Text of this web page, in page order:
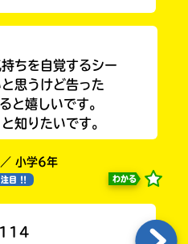
ちを自覚するシー
思うけど告った
と嬉しいです。
知りたいです。
小学6年
注目 !! わかる